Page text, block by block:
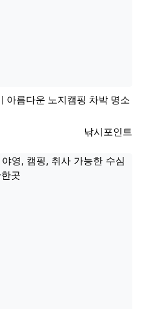
아름다운 노지캠핑 차박 명소
등록자
낚시포인트